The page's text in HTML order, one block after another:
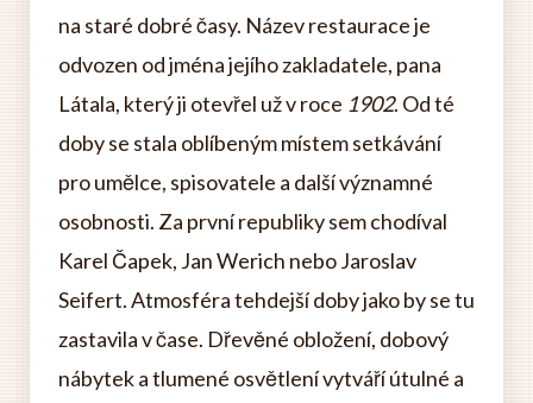
na staré dobré časy. Název restaurace je
odvozen od jména jejího zakladatele, pana
Látala, který ji otevřel už v roce 1902. Od té
doby se stala oblíbeným místem setkávání
pro umělce, spisovatele a další významné
osobnosti. Za první republiky sem chodíval
Karel Čapek, Jan Werich nebo Jaroslav
Seifert. Atmosféra tehdejší doby jako by se tu
zastavila v čase. Dřevěné obložení, dobový
nábytek a tlumené osvětlení vytváří útulné a